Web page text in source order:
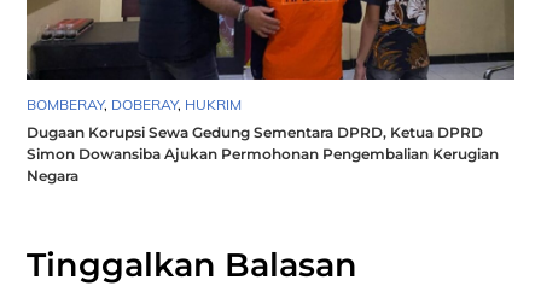
BOMBERAY, DOBERAY, HUKRIM
Dugaan Korupsi Sewa Gedung Sementara DPRD, Ketua DPRD
Simon Dowansiba Ajukan Permohonan Pengembalian Kerugian
Negara
Tinggalkan Balasan